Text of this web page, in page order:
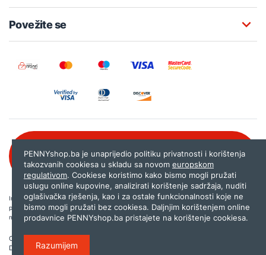
Povežite se
080 020 261
Internet trgovina PENNYshop.ba nastoji objavljivati samo provjerene i pravilne
podatke. Ako na našoj stranici otkrijete neistinite, odnosno neadekvatne informacije,
molimo vas da nam to javite nashop@pennyplus.com .
Copyright © 2026.
Dizajn i programiranje:
PENNYshop.ba je unaprijedio politiku privatnosti i korištenja
takozvanih cookiesa u skladu sa novom europskom
regulativom. Cookiese koristimo kako bismo mogli pružati
uslugu online kupovine, analizirati korištenje sadržaja, nuditi
oglašivačka rješenja, kao i za ostale funkcionalnosti koje ne
bismo mogli pružati bez cookiesa. Daljnjim korištenjem online
prodavnice PENNYshop.ba pristajete na korištenje cookiesa.
Razumijem